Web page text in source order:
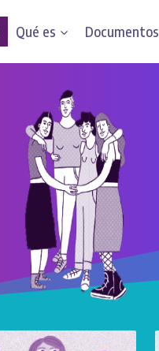
Qué es Documentos